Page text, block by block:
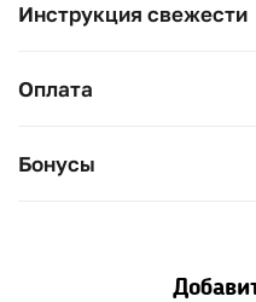
Инструкция свежести
Оплата
Бонусы